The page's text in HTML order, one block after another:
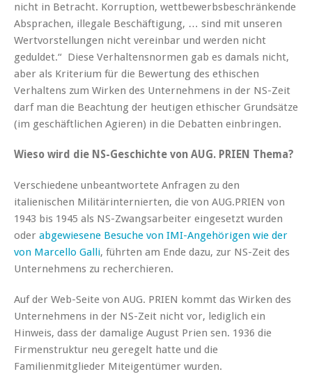
nicht in Betracht. Korruption, wettbewerbsbeschränkende
Absprachen, illegale Beschäftigung, … sind mit unseren
Wertvorstellungen nicht vereinbar und werden nicht
geduldet.“ Diese Verhaltensnormen gab es damals nicht,
aber als Kriterium für die Bewertung des ethischen
Verhaltens zum Wirken des Unternehmens in der NS-Zeit
darf man die Beachtung der heutigen ethischer Grundsätze
(im geschäftlichen Agieren) in die Debatten einbringen.
Wieso wird die NS-Geschichte von AUG. PRIEN Thema?
Verschiedene unbeantwortete Anfragen zu den
italienischen Militärinternierten, die von AUG.PRIEN von
1943 bis 1945 als NS-Zwangsarbeiter eingesetzt wurden
oder abgewiesene Besuche von IMI-Angehörigen wie der
von Marcello Galli, führten am Ende dazu, zur NS-Zeit des
Unternehmens zu recherchieren.
Auf der Web-Seite von AUG. PRIEN kommt das Wirken des
Unternehmens in der NS-Zeit nicht vor, lediglich ein
Hinweis, dass der damalige August Prien sen. 1936 die
Firmenstruktur neu geregelt hatte und die
Familienmitglieder Miteigentümer wurden.